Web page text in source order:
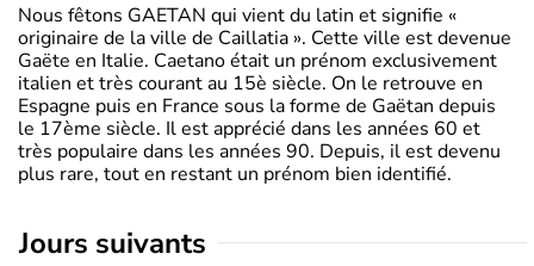
Nous fêtons GAETAN qui vient du latin et signifie «
originaire de la ville de Caillatia ». Cette ville est devenue
Gaëte en Italie. Caetano était un prénom exclusivement
italien et très courant au 15è siècle. On le retrouve en
Espagne puis en France sous la forme de Gaëtan depuis
le 17ème siècle. Il est apprécié dans les années 60 et
très populaire dans les années 90. Depuis, il est devenu
plus rare, tout en restant un prénom bien identifié.
jours suivants